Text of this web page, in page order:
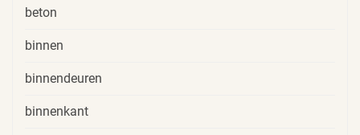
beton
binnen
binnendeuren
binnenkant